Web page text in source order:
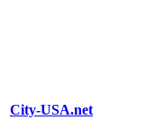
City-USA.net